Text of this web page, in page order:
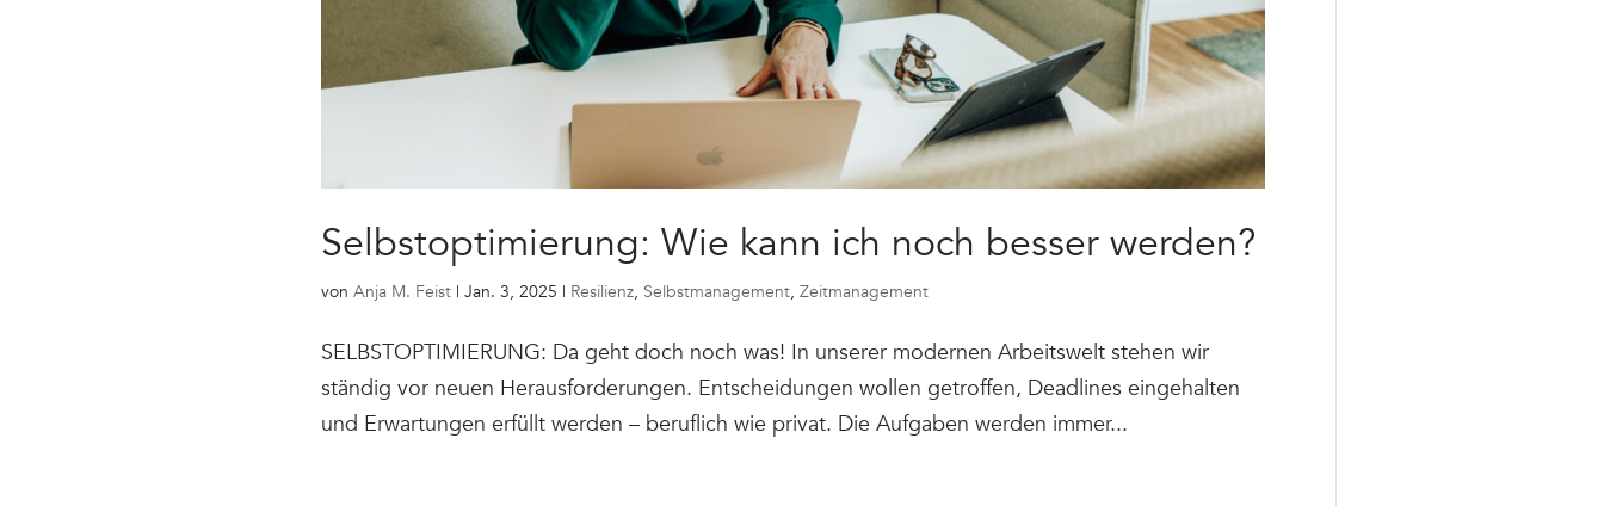
Selbstoptimierung: Wie kann ich noch besser werden?
von Anja M. Feist| Jan. 3, 2025 | Resilienz, Selbstmanagement, Zeitmanagement
SELBSTOPTIMIERUNG: Da geht doch noch was! In unserer modernen Arbeitswelt stehen wir
ständig vor neuen Herausforderungen. Entscheidungen wollen getroffen, Deadlines eingehalten
und Erwartungen erfüllt werden – beruflich wie privat. Die Aufgaben werden immer...